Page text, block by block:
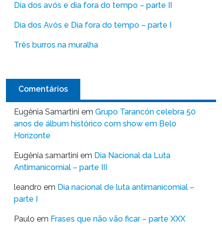
Dia dos avós e dia fora do tempo – parte II
Dia dos Avós e Dia fora do tempo – parte I
Três burros na muralha
Comentários
Eugênia Samartini em Grupo Tarancón celebra 50
anos de álbum histórico com show em Belo
Horizonte
Eugênia samartini em Dia Nacional da Luta
Antimanicomial – parte III
leandro em Dia nacional de luta antimanicomial –
parte I
Paulo em Frases que não vão ficar – parte XXX